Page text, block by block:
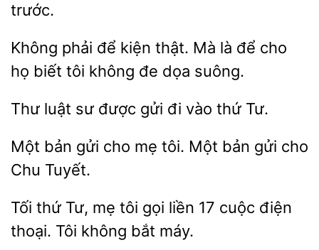
trước.
phải để kiện thật. Mà
cho
họ biết tôi không đe dọa suông.
Thư sư được gửi đi Tư.
Một gửi cho mẹ tôi. Một
cho
Chu Tuyết.
thứ Tư, mẹ tôi gọi liền 17 cuộc điện
thoại. Tôi
máy.